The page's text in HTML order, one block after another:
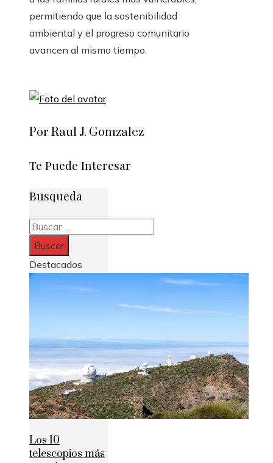
permitiendo que la sostenibilidad
ambiental y el progreso comunitario
avancen al mismo tiempo.
Por Raul J. Gomzalez
Te Puede Interesar
Busqueda
Buscar:
Destacados
Los 10
telescopios más